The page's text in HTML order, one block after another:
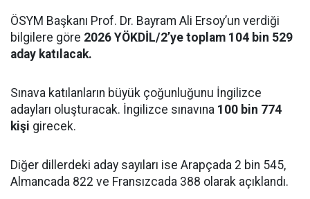
ÖSYM Başkanı Prof. Dr. Bayram Ali Ersoy’un verdiği
bilgilere göre 2026 YÖKDİL/2’ye toplam 104 bin 529
aday katılacak.
Sınava katılanların büyük çoğunluğunu İngilizce
adayları oluşturacak. İngilizce sınavına 100 bin 774
kişi girecek.
Diğer dillerdeki aday sayıları ise Arapçada 2 bin 545,
Almancada 822 ve Fransızcada 388 olarak açıklandı.